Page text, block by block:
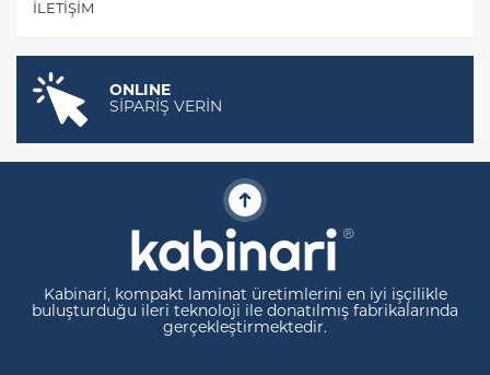
İLETIŞIM
ONLINE
SİPARİŞ VERİN
Kabinari, kompakt laminat üretimlerini en iyi işçilikle
buluşturduğu ileri teknoloji ile donatılmış fabrikalarında
gerçekleştirmektedir.